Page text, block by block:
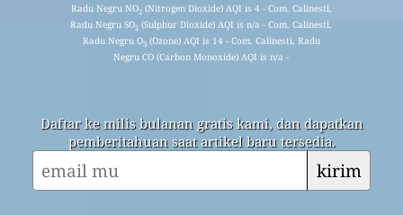
Radu Negru NO2(Nitrogen Dioxide) AQI is 4 - Com. Calinesti,
Radu Negru SO2 (Sulphur Dioxide) AQI is n/a - Com. Calinesti,
Radu Negru O3(Ozone) AQI is 14 - Com. Calinesti, Radu
Negru CO (Carbon Monoxide) AQI is n/a -
Daftar ke milis bulanan gratis kami, dan dapatkan
pemberitahuan saat artikel baru tersedia.
kirim